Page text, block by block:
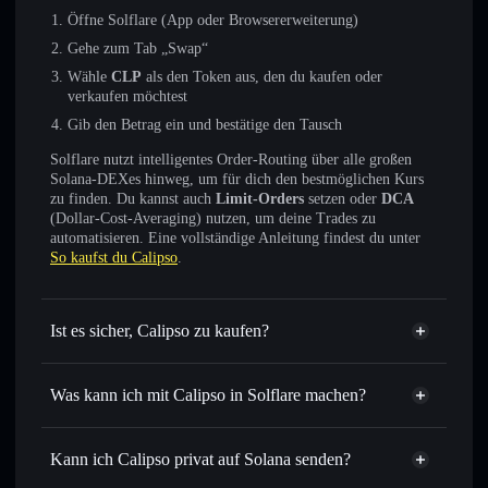
Öffne Solflare (App oder Browsererweiterung)
Gehe zum Tab „Swap“
Wähle CLP als den Token aus, den du kaufen oder
verkaufen möchtest
Gib den Betrag ein und bestätige den Tausch
Solflare nutzt intelligentes Order-Routing über alle großen
Solana-DEXes hinweg, um für dich den bestmöglichen Kurs
zu finden. Du kannst auch Limit-Orders setzen oder DCA
(Dollar-Cost-Averaging) nutzen, um deine Trades zu
automatisieren. Eine vollständige Anleitung findest du unter
So kaufst du Calipso.
Ist es sicher, Calipso zu kaufen?
Calipso nicht verifiziert
Was kann ich mit Calipso in Solflare machen?
Calipso
Solflare-Wallet
Sofort tauschen – handle CLP gegen SOL, USDC oder
Kann ich Calipso privat auf Solana senden?